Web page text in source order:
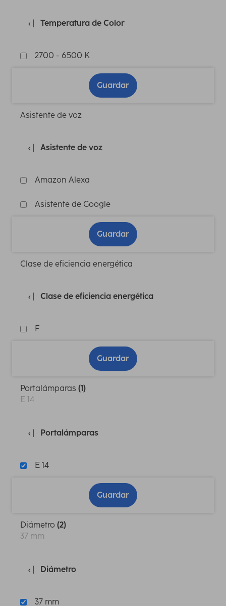
Temperatura de Color
2700 - 6500 K
Guardar
Asistente de voz
Asistente de voz
Amazon Alexa
Asistente de Google
Guardar
Clase de eficiencia energética
Clase de eficiencia energética
F
Guardar
Portalámparas (1)
E 14
Portalámparas
E 14
Guardar
Diámetro (2)
37 mm
Diámetro
37 mm